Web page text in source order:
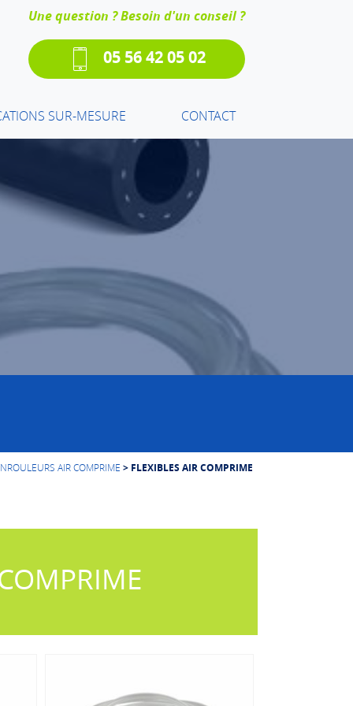
Une question ? Besoin d'un conseil ?
05 56 42 05 02
SUR-MESURE CONTACT
AIR COMPRIME > FLEXIBLES AIR COMPRIME